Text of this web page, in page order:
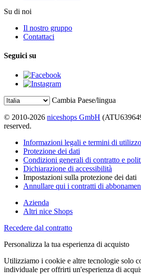
Su di noi
Il nostro gruppo
Contattaci
Seguici su
Cambia Paese/lingua
© 2010-2026 niceshops GmbH
reserved.
Informazioni legali e termini di utilizzo
Protezione dei dati
Condizioni generali di contratto e
Dichiarazione di accessibilità
Impostazioni sulla protezione dei dati
Annullare qui i contratti di
Azienda
Altri nice Shops
Recedere dal contratto
Personalizza la tua esperienza di acquisto
Utilizziamo i cookie e altre tecnologie solo
individuale per offrirti un'esperienza di